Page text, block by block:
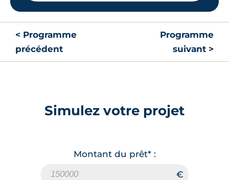
< Programme
précédent
Programme
suivant >
Simulez votre projet
Montant du prêt* :